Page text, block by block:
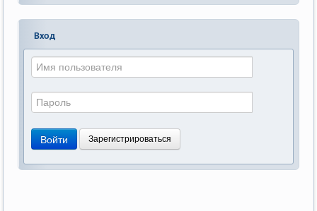
Вход
Войти Зарегистрироваться